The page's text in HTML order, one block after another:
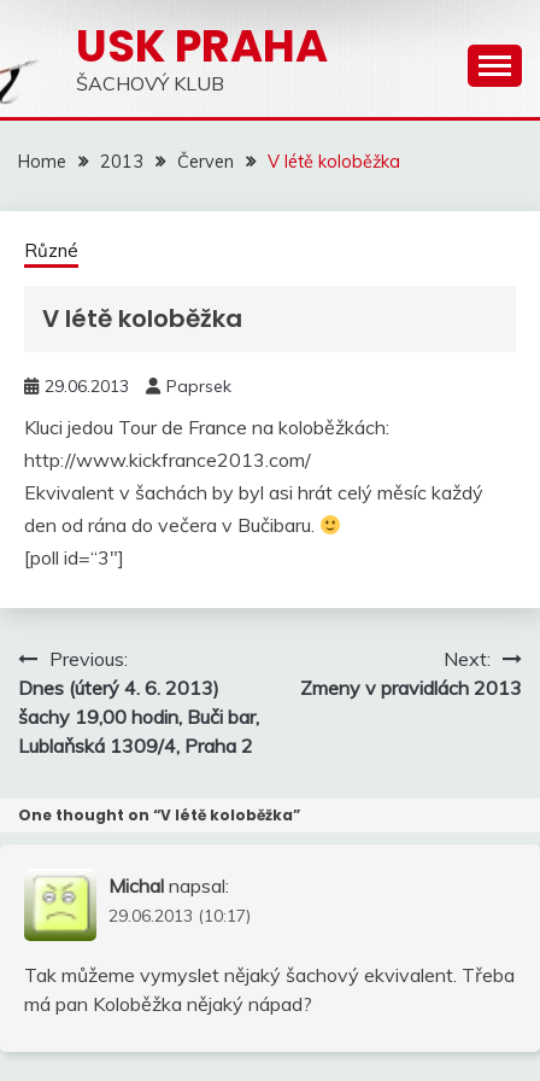
content
USK PRAHA
ŠACHOVÝ KLUB
Home 2013 Červen V létě koloběžka
Různé
V létě koloběžka
29.06.2013 Paprsek
Kluci jedou Tour de France na koloběžkách:
http://www.kickfrance2013.com/
Ekvivalent v šachách by byl asi hrát celý měsíc každý
den od rána do večera v Bučibaru.
[poll id=“3″]
Navigace
příspěvek
Previous:
Dnes (úterý 4. 6. 2013)
šachy 19,00 hodin, Buči bar,
Lublaňská 1309/4, Praha 2
Next:
Zmeny v pravidlách 2013
One thought on “V létě koloběžka”
Michal napsal:
29.06.2013 (10:17)
Tak můžeme vymyslet nějaký šachový ekvivalent. Třeba
má pan Koloběžka nějaký nápad?